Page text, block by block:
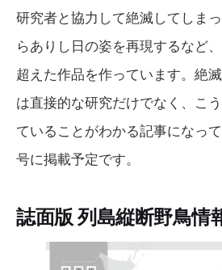
研究者と協力して絶滅してしま
らありし日の姿を再現するなど
超えた作品を作っています。絶
は直接的な研究だけでなく、こ
ていることがわかる記事になっ
号に掲載予定です。
誌面版 列島縦断野鳥情